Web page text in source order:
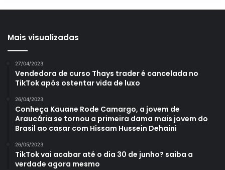
Mais visualizadas
27/04/2023
Vendedora de curso Thays trader é cancelada no
TikTok após ostentar vida de luxo
26/04/2023
Conheça Kauane Rode Camargo, a jovem de
Araucária se tornou a primeira dama mais jovem do
Brasil ao casar com Hissam Hussein Dehaini
26/05/2023
TikTok vai acabar até o dia 30 de junho? saiba a
verdade agora mesmo